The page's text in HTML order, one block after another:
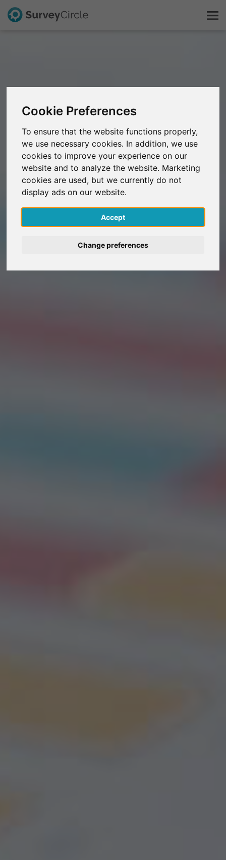
Cookie Preferences
To ensure that the website functions properly,
we use necessary cookies. In addition, we use
cookies to improve your experience on our
website and to analyze the website. Marketing
cookies are used, but we currently do not
display ads on our website.
Accept
Change preferences
FAQ
Gratis registreren
Inloggen
English
Deutsch
Español